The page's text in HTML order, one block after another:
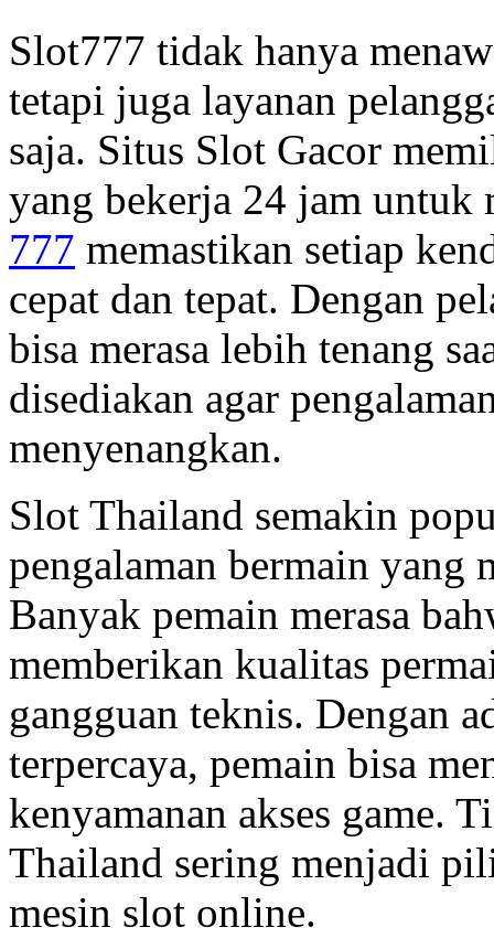
Slot777 tidak hanya
tetapi juga layanan
saja. Situs Slot Gacor
yang bekerja 24 jam untuk
777 memastikan setiap
cepat dan tepat. Dengan
bisa merasa lebih tenang
disediakan agar
menyenangkan.
Slot Thailand semakin
pengalaman bermain yang
Banyak pemain merasa
memberikan kualitas
gangguan teknis. Dengan
terpercaya, pemain bisa
kenyamanan akses game.
Thailand sering menjadi
mesin slot online.